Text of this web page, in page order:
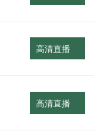
高清直播
高清直播